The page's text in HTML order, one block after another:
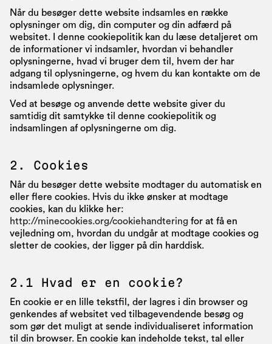
Når du besøger dette website indsamles en række
oplysninger om dig, din computer og din adfærd på
websitet. I denne cookiepolitik kan du læse detaljeret om
de informationer vi indsamler, hvordan vi behandler
oplysningerne, hvad vi bruger dem til, hvem der har
adgang til oplysningerne, og hvem du kan kontakte om de
indsamlede oplysninger.
Ved at besøge og anvende dette website giver du
samtidig dit samtykke til denne cookiepolitik og
indsamlingen af oplysningerne om dig.
2. Cookies
Når du besøger dette website modtager du automatisk en
eller flere cookies. Hvis du ikke ønsker at modtage
cookies, kan du klikke her:
http://minecookies.org/cookiehandtering for at få en
vejledning om, hvordan du undgår at modtage cookies og
sletter de cookies, der ligger på din harddisk.
2.1 Hvad er en cookie?
En cookie er en lille tekstfil, der lagres i din browser og
genkendes af websitet ved tilbagevendende besøg og
som gør det muligt at sende individualiseret information
til din browser. En cookie kan indeholde tekst, tal eller